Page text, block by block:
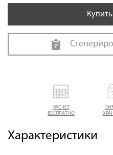
РАСЧЕТ
БЕСПЛАТНО
Характеристики